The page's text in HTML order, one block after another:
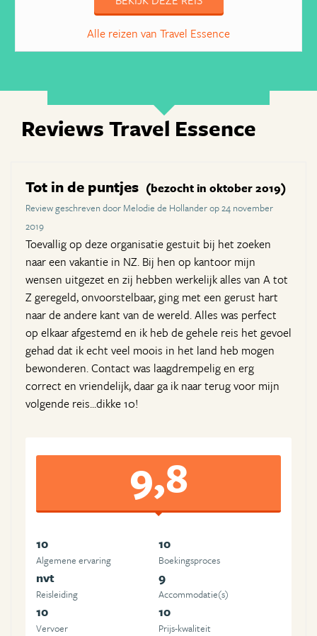
Alle reizen van Travel Essence
Reviews Travel Essence
Tot in de puntjes (bezocht in oktober 2019)
Review geschreven door Melodie de Hollander op 24 november
2019
Toevallig op deze organisatie gestuit bij het zoeken
naar een vakantie in NZ. Bij hen op kantoor mijn
wensen uitgezet en zij hebben werkelijk alles van A tot
Z geregeld, onvoorstelbaar, ging met een gerust hart
naar de andere kant van de wereld. Alles was perfect
op elkaar afgestemd en ik heb de gehele reis het gevoel
gehad dat ik echt veel moois in het land heb mogen
bewonderen. Contact was laagdrempelig en erg
correct en vriendelijk, daar ga ik naar terug voor mijn
volgende reis...dikke 10!
9,8
10
Algemene ervaring
10
Boekingsproces
nvt
Reisleiding
9
Accommodatie(s)
10
Vervoer
10
Prijs-kwaliteit